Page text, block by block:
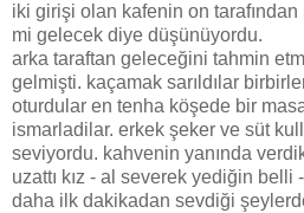
iki girişi olan kafenin on tarafından
mi gelecek diye düşünüyordu.
arka taraftan geleceğini tahmin
gelmişti. kaçamak sarıldılar
oturdular en tenha köşede bir
ismarladilar. erkek şeker ve süt
seviyordu. kahvenin yanında
uzattı kız - al severek yediğin belli
daha ilk dakikadan sevdiği